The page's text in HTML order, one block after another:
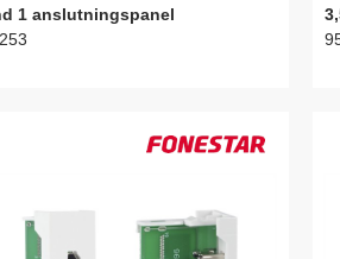
1 anslutningspanel